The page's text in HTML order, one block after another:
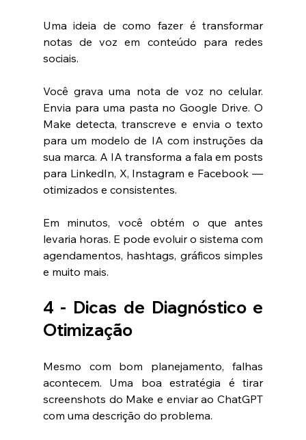
Uma ideia de como fazer é transformar
notas de voz em conteúdo para redes
sociais.
Você grava uma nota de voz no celular.
Envia para uma pasta no Google Drive. O
Make detecta, transcreve e envia o texto
para um modelo de IA com instruções da
sua marca. A IA transforma a fala em posts
para LinkedIn, X, Instagram e Facebook —
otimizados e consistentes.
Em minutos, você obtém o que antes
levaria horas. E pode evoluir o sistema com
agendamentos, hashtags, gráficos simples
e muito mais.
4 - Dicas de Diagnóstico e
Otimização
Mesmo com bom planejamento, falhas
acontecem. Uma boa estratégia é tirar
screenshots do Make e enviar ao ChatGPT
com uma descrição do problema.